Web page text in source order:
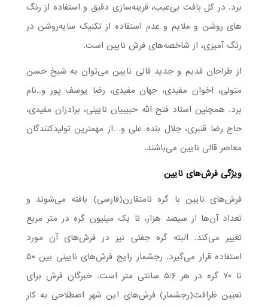
برد. در کل بافت بی­‌عیب، قرینه­‌سازی دقیق و استفاده از رنگ­‌
های روشن و ملایم و عدم استفاده از تکنیک سایه‌روشن در
رنگ آمیزی، از شاخصه­‌های فرش نایین است.
از طراحان قدیم و جدید قالی نایین می‌توان به شیخ حسن
متولی، اخوان مفیدی، جهان مفیدی، رضا یوسف پور و..نام
برد. همچنین استاد فتح الله حبیبیان نایینی، برادران مفیدی،
حاج رضا قنبری، جلال بنده علی و…از مهمترین تولیدکنندگان
معاصر قالی نایین می‌باشند.
ویژگی فرش­‌های نایین:
فرش‌های نایین با گره نامتقارن(فارسی) بافته می‌شوند و
تعداد آن‌ها از سیصد هزار، تا یک میلیون گره در متر مربع
تغییر می‌کند. البته گره جفتی نیز در فرش‌های آن مورد
استفاده قرار می‌گیرد. رجشمار رایج فرش‌های نایینی بین ۵۰
تا ۷۰ گره در هر ۵/۶ سانتی متر است. خبرگان فرش برای
تعیین ظرافت(رجشمار) فرش‌های این شهر اصطلاحی به کار